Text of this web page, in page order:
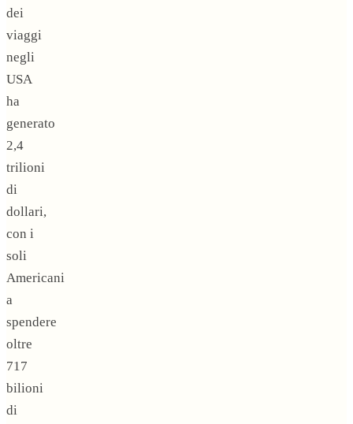
dei
viaggi
negli
USA
ha
generato
2,4
trilioni
di
dollari,
con i
soli
Americani
a
spendere
oltre
717
bilioni
di